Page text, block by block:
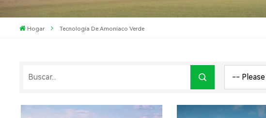
Hogar Tecnología De Amoníaco Verde